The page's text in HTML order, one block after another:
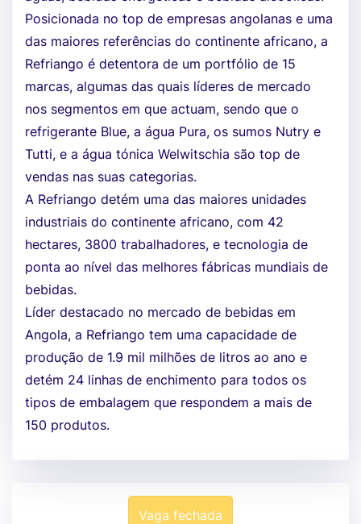
Posicionada no top de empresas angolanas e uma
das maiores referências do continente africano, a
Refriango é detentora de um portfólio de 15
marcas, algumas das quais líderes de mercado
nos segmentos em que actuam, sendo que o
refrigerante Blue, a água Pura, os sumos Nutry e
Tutti, e a água tónica Welwitschia são top de
vendas nas suas categorias.
A Refriango detém uma das maiores unidades
industriais do continente africano, com 42
hectares, 3800 trabalhadores, e tecnologia de
ponta ao nível das melhores fábricas mundiais de
bebidas.
Líder destacado no mercado de bebidas em
Angola, a Refriango tem uma capacidade de
produção de 1.9 mil milhões de litros ao ano e
detém 24 linhas de enchimento para todos os
tipos de embalagem que respondem a mais de
150 produtos.
Vaga fechada